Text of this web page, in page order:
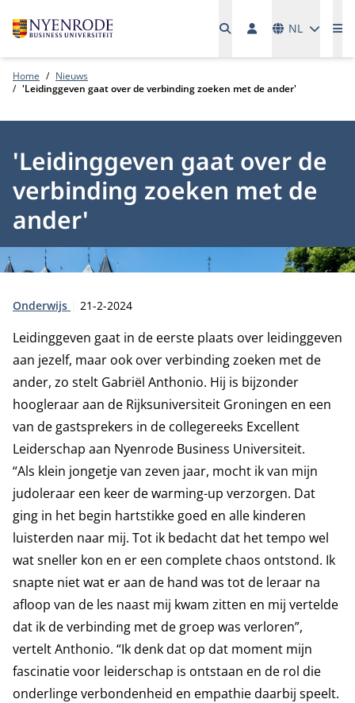
NL
Home
Nieuws
'Leidinggeven gaat over de verbinding zoeken met de ander'
'Leidinggeven gaat over de
verbinding zoeken met de
ander'
Type:
Onderwijs Publicatiedatum:
21-2-2024
Leidinggeven gaat in de eerste plaats over leidinggeven
aan jezelf, maar ook over verbinding zoeken met de
ander, zo stelt Gabriël Anthonio. Hij is bijzonder
hoogleraar aan de Rijksuniversiteit Groningen en een
van de gastsprekers in de collegereeks Excellent
Leiderschap aan Nyenrode Business Universiteit.
“Als klein jongetje van zeven jaar, mocht ik van mijn
judoleraar een keer de warming-up verzorgen. Dat
ging in het begin hartstikke goed en alle kinderen
luisterden naar mij. Tot ik bedacht dat het tempo wel
wat sneller kon en er een complete chaos ontstond. Ik
snapte niet wat er aan de hand was tot de leraar na
afloop van de les naast mij kwam zitten en mij vertelde
dat ik de verbinding met de groep was verloren”,
vertelt Anthonio. “Ik denk dat op dat moment mijn
fascinatie voor leiderschap is ontstaan en de rol die
onderlinge verbondenheid en empathie daarbij speelt.